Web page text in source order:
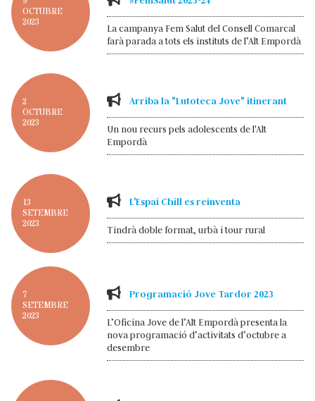
OCTUBRE
2023
La campanya Fem Salut del Consell Comarcal
farà parada a tots els instituts de l’Alt Empordà
2
OCTUBRE
2023
Arriba la "Lutoteca Jove" itinerant
Un nou recurs pels adolescents de l'Alt
Empordà
13
SETEMBRE
2023
L'Espai Chill es reinventa
Tindrà doble format, urbà i tour rural
7
SETEMBRE
2023
Programació Jove Tardor 2023
L’Oficina Jove de l’Alt Empordà presenta la
nova programació d’activitats d’octubre a
desembre